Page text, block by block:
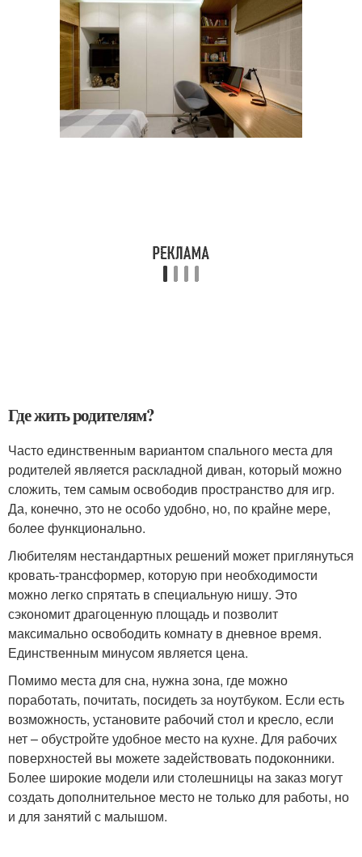
Где жить родителям?
Часто единственным вариантом спального места для
родителей является раскладной диван, который можно
сложить, тем самым освободив пространство для игр.
Да, конечно, это не особо удобно, но, по крайне мере,
более функционально.
Любителям нестандартных решений может приглянуться
кровать-трансформер, которую при необходимости
можно легко спрятать в специальную нишу. Это
сэкономит драгоценную площадь и позволит
максимально освободить комнату в дневное время.
Единственным минусом является цена.
Помимо места для сна, нужна зона, где можно
поработать, почитать, посидеть за ноутбуком. Если есть
возможность, установите рабочий стол и кресло, если
нет – обустройте удобное место на кухне. Для рабочих
поверхностей вы можете задействовать подоконники.
Более широкие модели или столешницы на заказ могут
создать дополнительное место не только для работы, но
и для занятий с малышом.